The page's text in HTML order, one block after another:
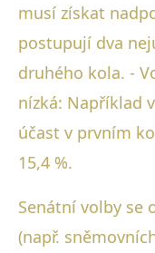
musí získat
postupují dva
druhého kola. -
nízká: Například
účast v prvním
15,4 %.
Senátní volby se
(např.